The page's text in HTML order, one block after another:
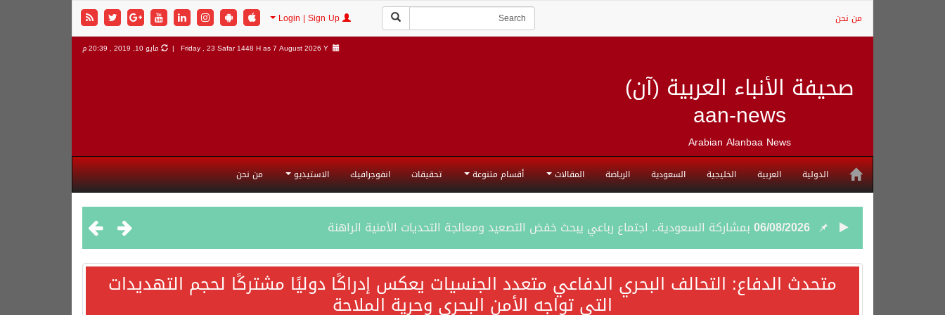
من نحن
صحيفة الأنباء العربية (آن)
aan-news
Arabian Alanbaa News
Friday , 23 Safar 1448 H as7 August 2026 Y | مايو 10, 2019 , 20:39 م
الدولية العربية الخليجية السعودية الرياضة المقالات أقسام متنوعة تحقيقات انفوجرافيك الاستيديو من نحن
06/08/2026 بمشاركة السعودية.. اجتماع رباعي يبحث خفض التصعيد ومعالجة التحديات الأمنية الراهنة
05/08/2026وزير الخارجية السعودي: جميع إجراءات إسرائيل الأحادية في أراضي فلسطين باطلة
متحدث الدفاع: التحالف البحري الدفاعي متعدد الجنسيات يعكس إدراكًا دوليًا مشتركًا لحجم التهديدات
التي تواجه الأمن البحري وحرية الملاحة